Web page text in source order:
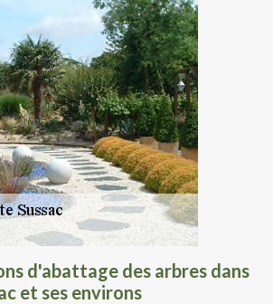
d'abattage des arbres dans
et ses environs